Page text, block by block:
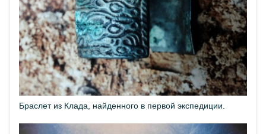
Браслет из Клада, найденного в первой экспедиции.